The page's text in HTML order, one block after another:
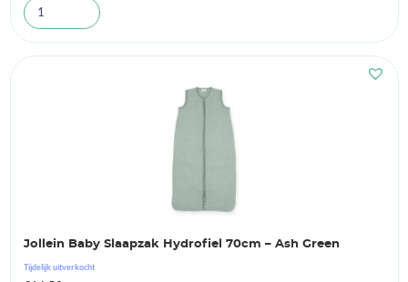
Jollein Baby Slaapzak Hydrofiel 70cm – Ash Green
Tijdelijk uitverkocht